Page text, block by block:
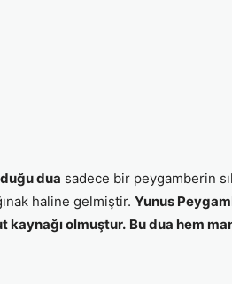
dua sadece bir peygamberin
haline gelmiştir. Yunus
kaynağı olmuştur. Bu dua hem